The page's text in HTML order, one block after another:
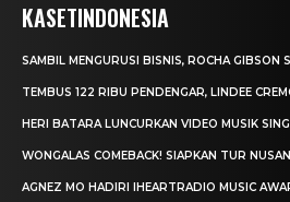
KASETINDONESIA
SAMBIL MENGURUSI BISNIS, ROCHA GIBSON
TEMBUS 122 RIBU PENDENGAR, LINDEE
HERI BATARA LUNCURKAN VIDEO MUSIK
WONGALAS COMEBACK! SIAPKAN TUR
AGNEZ MO HADIRI IHEARTRADIO MUSIC